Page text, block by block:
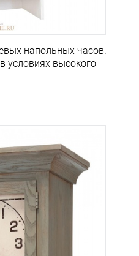
напольных часов.
условиях высокого